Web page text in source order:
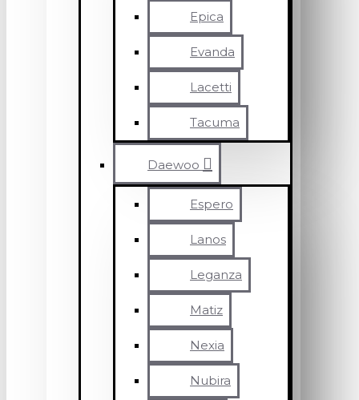
Epica
Evanda
Lacetti
Tacuma
Daewoo
Espero
Lanos
Leganza
Matiz
Nexia
Nubira